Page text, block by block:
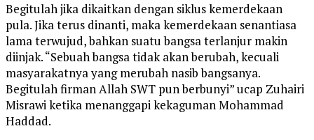
Begitulah jika dikaitkan dengan siklus kemerdekaan
pula. Jika terus dinanti, maka kemerdekaan senantiasa
lama terwujud, bahkan suatu bangsa terlanjur makin
diinjak. “Sebuah bangsa tidak akan berubah, kecuali
masyarakatnya yang merubah nasib bangsanya.
Begitulah firman Allah SWT pun berbunyi” ucap Zuhairi
Misrawi ketika menanggapi kekaguman Mohammad
Haddad.